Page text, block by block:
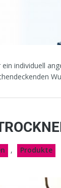
individuell
, Produkte